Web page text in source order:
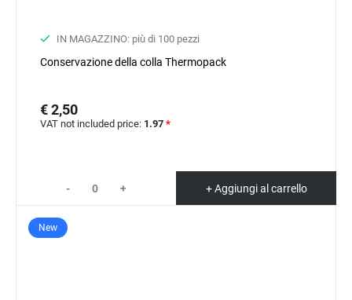
IN MAGAZZINO: più di 100 pezzi
Conservazione della colla Thermopack
€ 2,50
VAT not included price: 1.97 *
- + + Aggiungi al carrello
New